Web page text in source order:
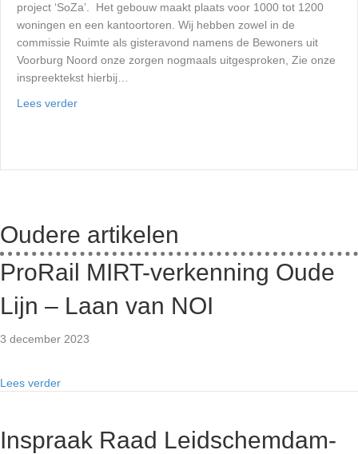
project ‘SoZa’. Het gebouw maakt plaats voor 1000 tot 1200
woningen en een kantoortoren. Wij hebben zowel in de
commissie Ruimte als gisteravond namens de Bewoners uit
Voorburg Noord onze zorgen nogmaals uitgesproken, Zie onze
inspreektekst hierbij…
Lees verder
Oudere artikelen
ProRail MIRT-verkenning Oude
Lijn – Laan van NOI
3 december 2023
Lees verder
Inspraak Raad Leidschemdam-